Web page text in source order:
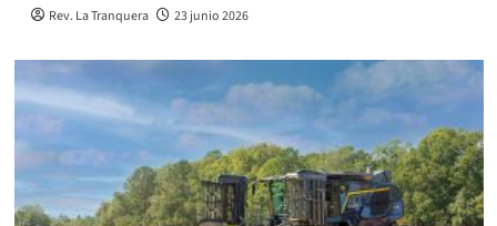
Rev. La Tranquera 23 junio 2026